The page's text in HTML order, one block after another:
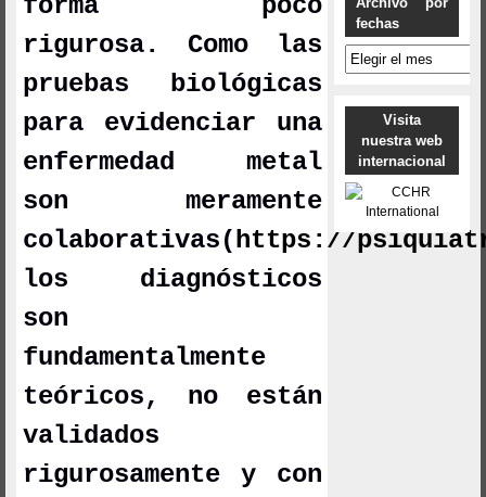
rigurosa. Como las
pruebas biológicas
para evidenciar una
enfermedad metal
son meramente
colaborativas(https://
los diagnósticos
son
fundamentalmente
teóricos, no están
validados
rigurosamente y con
fechas
Archivo
por
Visita
nuestra web
internacional